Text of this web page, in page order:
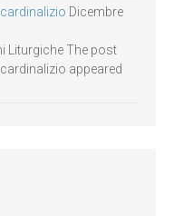
Dicembre
Liturgiche The post
appeared